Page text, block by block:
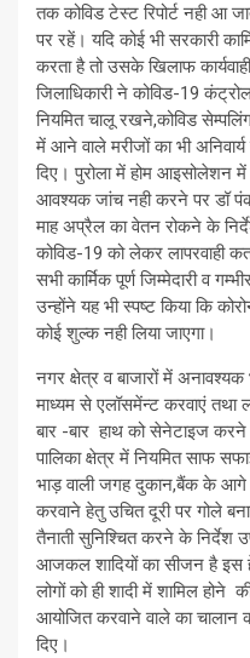
तक कोविड टेस्ट रिपोर्ट नही आ
पर रहें। यदि कोई भी सरकारी
करता है तो उसके खिलाफ
जिलाधिकारी ने कोविड-19
नियमित चालू रखने,कोविड
में आने वाले मरीजों का भी
दिए। पुरोला में होम आइसोलेशन
आवश्यक जांच नही करने पर डॉ
माह अप्रैल का वेतन रोकने के
कोविड-19 को लेकर लापरवाही
सभी कार्मिक पूर्ण जिम्मेदारी व
उन्होंने यह भी स्पष्ट किया कि
कोई शुल्क नही लिया जाएगा।
नगर क्षेत्र व बाजारों में
माध्यम से एलॉसमेंन्ट करवाएं तथा
बार -बार हाथ को सेनेटाइज
पालिका क्षेत्र में नियमित साफ
भाड़ वाली जगह दुकान,बैंक के आगे
करवाने हेतु उचित दूरी पर गोले
तैनाती सुनिश्चित करने के निर्देश
आजकल शादियों का सीजन है
लोगों को ही शादी में शामिल होने
आयोजित करवाने वाले का चालान
दिए।